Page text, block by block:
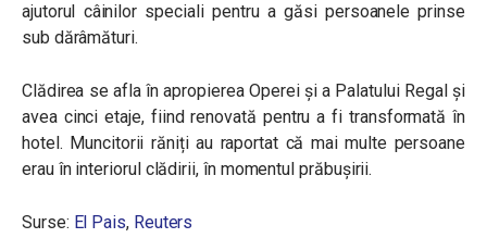
ajutorul câinilor speciali pentru a găsi persoanele prinse
sub dărâmături.
Clădirea se afla în apropierea Operei și a Palatului Regal și
avea cinci etaje, fiind renovată pentru a fi transformată în
hotel. Muncitorii răniți au raportat că mai multe persoane
erau în interiorul clădirii, în momentul prăbușirii.
Surse: El Pais, Reuters